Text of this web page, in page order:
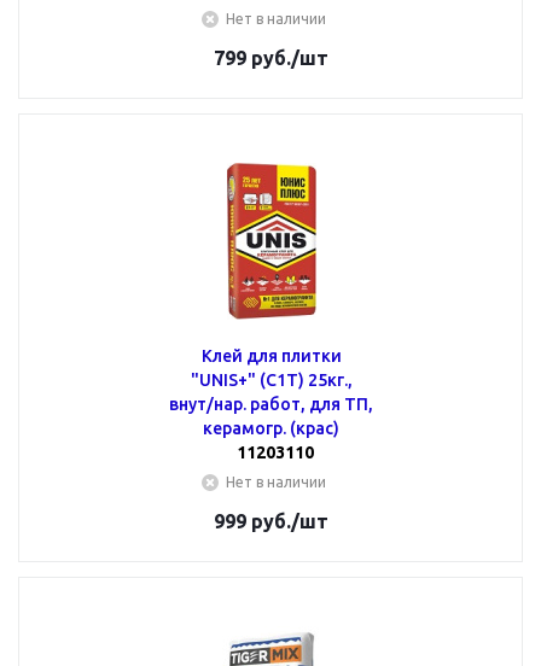
Нет в наличии
799 руб./шт
Клей для плитки
"UNIS+" (С1Т) 25кг.,
внут/нар. работ, для ТП,
керамогр. (крас)
11203110
Нет в наличии
999 руб./шт